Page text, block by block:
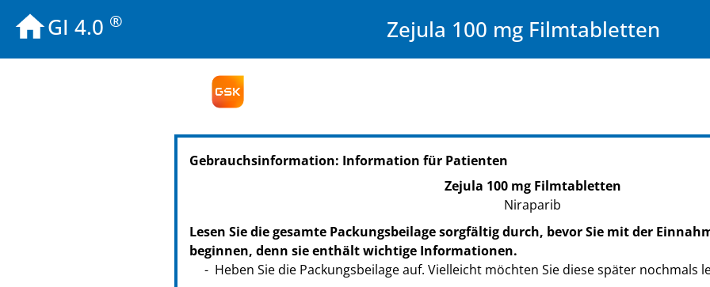
GI 4.0 ® Zejula 100 mg Filmtabletten
Gebrauchsinformation: Information für Patienten
Zejula 100 mg Filmtabletten
Niraparib
Lesen Sie die gesamte Packungsbeilage sorgfältig durch, bevor Sie mit der
beginnen, denn sie enthält wichtige Informationen.
Heben Sie die Packungsbeilage auf. Vielleicht möchten Sie diese später nochmals